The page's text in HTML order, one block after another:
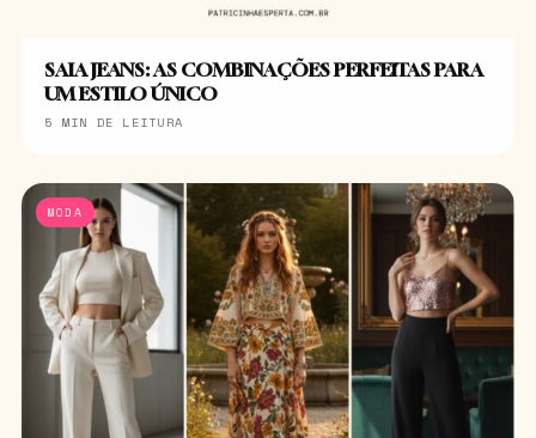
SAIA JEANS: AS COMBINAÇÕES PERFEITAS PARA
UM ESTILO ÚNICO
5 MIN DE LEITURA
MODA